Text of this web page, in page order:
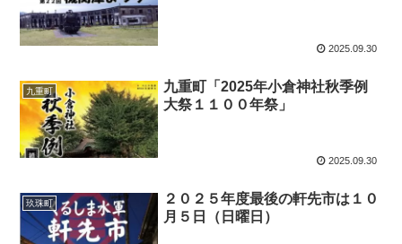
2025.09.30
九重町
九重町「2025年小倉神社秋季例
大祭１１００年祭」
2025.09.30
玖珠町
２０２５年度最後の軒先市は１０
月５日（日曜日）